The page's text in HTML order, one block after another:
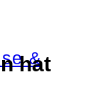
&
hat